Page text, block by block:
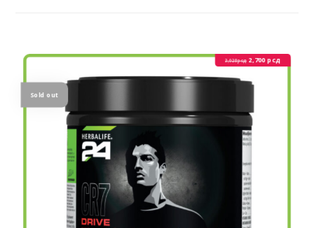
3,028рсд 2,700рсд
Sold out